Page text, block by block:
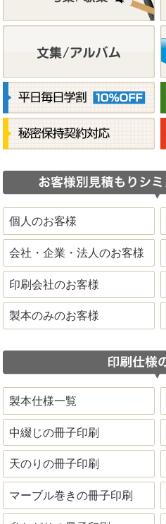
個人のお客様
会社・企業・法人のお客様
印刷会社のお客様
製本のみのお客様
製本仕様一覧
中綴じの冊子印刷
天のりの冊子印刷
マーブル巻きの冊子印刷